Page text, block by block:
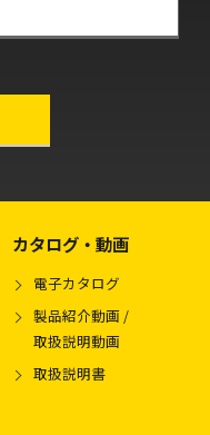
カタログ・動画
電子カタログ
製品紹介動画 /
取扱説明動画
取扱説明書